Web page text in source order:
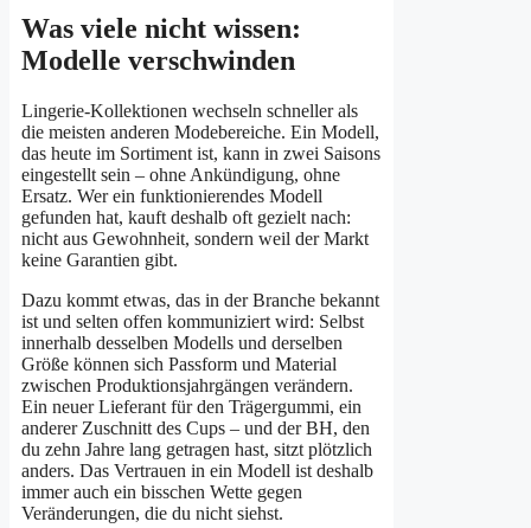
Was viele nicht wissen:
Modelle verschwinden
Lingerie-Kollektionen wechseln schneller als
die meisten anderen Modebereiche. Ein Modell,
das heute im Sortiment ist, kann in zwei Saisons
eingestellt sein – ohne Ankündigung, ohne
Ersatz. Wer ein funktionierendes Modell
gefunden hat, kauft deshalb oft gezielt nach:
nicht aus Gewohnheit, sondern weil der Markt
keine Garantien gibt.
Dazu kommt etwas, das in der Branche bekannt
ist und selten offen kommuniziert wird: Selbst
innerhalb desselben Modells und derselben
Größe können sich Passform und Material
zwischen Produktionsjahrgängen verändern.
Ein neuer Lieferant für den Trägergummi, ein
anderer Zuschnitt des Cups – und der BH, den
du zehn Jahre lang getragen hast, sitzt plötzlich
anders. Das Vertrauen in ein Modell ist deshalb
immer auch ein bisschen Wette gegen
Veränderungen, die du nicht siehst.